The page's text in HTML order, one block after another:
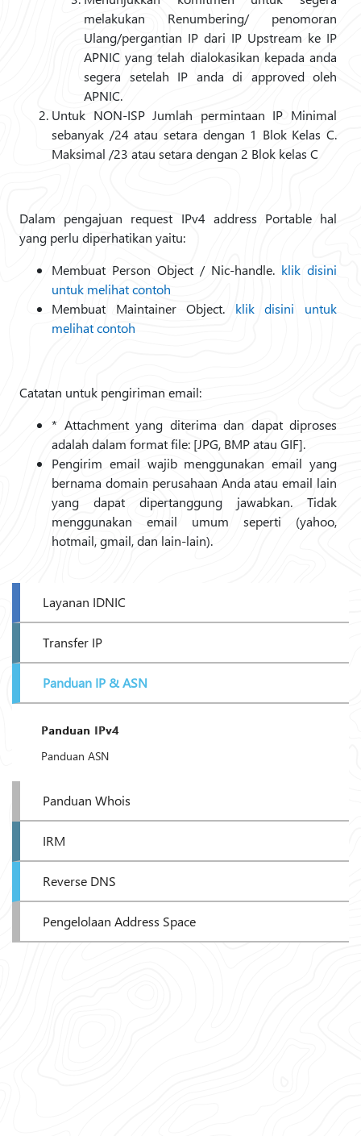
Layanan IDNIC
Transfer IP
Panduan IP & ASN
Panduan IPv4
Panduan ASN
Panduan Whois
IRM
Reverse DNS
Pengelolaan Address Space
melakukan Renumbering/ penomoran
Ulang/pergantian IP dari IP Upstream ke IP
APNIC yang telah dialokasikan kepada anda
segera setelah IP anda di approved oleh
APNIC.
Untuk NON-ISP Jumlah permintaan IP Minimal
sebanyak /24 atau setara dengan 1 Blok Kelas C.
Maksimal /23 atau setara dengan 2 Blok kelas C
Dalam pengajuan request IPv4 address Portable hal
yang perlu diperhatikan yaitu:
Membuat Person Object / Nic-handle. klik disini
untuk melihat contoh
Membuat Maintainer Object. klik disini untuk
melihat contoh
Catatan untuk pengiriman email:
* Attachment yang diterima dan dapat diproses
adalah dalam format file: [JPG, BMP atau GIF].
Pengirim email wajib menggunakan email yang
bernama domain perusahaan Anda atau email lain
yang dapat dipertanggung jawabkan. Tidak
menggunakan email umum seperti (yahoo,
hotmail, gmail, dan lain-lain).